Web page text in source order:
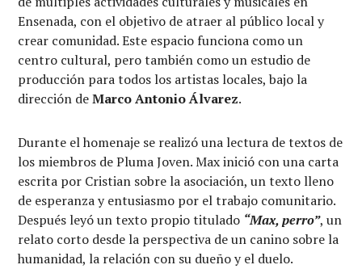
Ensenada, con el objetivo de atraer al público local y
crear comunidad. Este espacio funciona como un
centro cultural, pero también como un estudio de
producción para todos los artistas locales, bajo la
dirección deMarco Antonio Álvarez.
Durante el homenaje se realizó una lectura de textos de
los miembros de Pluma Joven. Max inició con una carta
escrita por Cristian sobre la asociación, un texto lleno
de esperanza y entusiasmo por el trabajo comunitario.
Después leyó un texto propio titulado “Max, perro”, un
relato corto desde la perspectiva de un canino sobre la
humanidad, la relación con su dueño y el duelo.